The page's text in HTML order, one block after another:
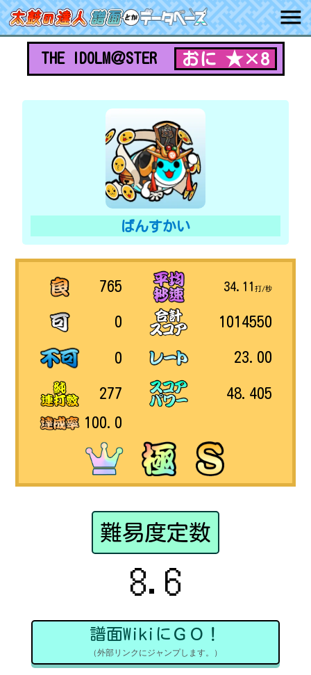
THE IDOLM＠STER おに ★×8
ばんすかい
765
0
0
277
100.0
34.11打/秒
1014550
23.00
48.405
難易度定数
8.6
譜面WikiにＧＯ！
（外部リンクにジャンプします。）